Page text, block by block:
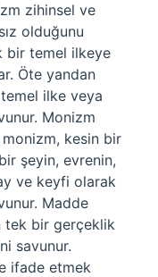
zihinsel ve
olduğunu
bir temel ilkeye
Öte yandan
ilke veya
Monizm
kesin bir
şeyin, evrenin,
ve keyfi olarak
Madde
tek bir gerçeklik
savunur.
ifade etmek